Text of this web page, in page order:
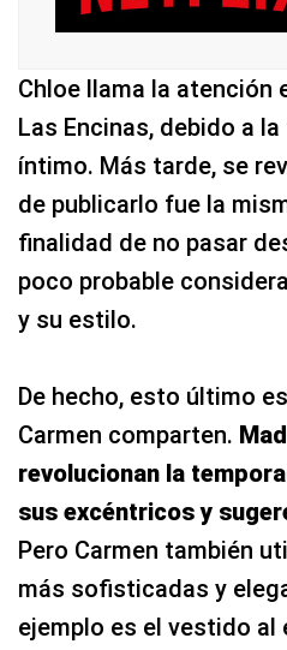
Chloe llama la atención
Las Encinas, debido a
íntimo. Más tarde, se
de publicarlo fue la
finalidad de no pasar
poco probable
y su estilo.
De hecho, esto último
Carmen comparten.
revolucionan la
sus excéntricos y
Pero Carmen también
más sofisticadas y
ejemplo es el vestido al